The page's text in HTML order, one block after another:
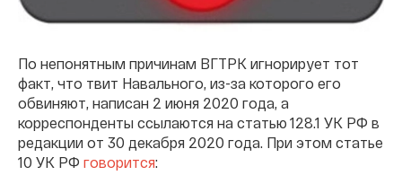
По непонятным причинам ВГТРК игнорирует тот
факт, что твит Навального, из-за которого его
обвиняют, написан 2 июня 2020 года, а
корреспонденты ссылаются на статью 128.1 УК РФ в
редакции от 30 декабря 2020 года. При этом статье
10 УК РФ говорится: